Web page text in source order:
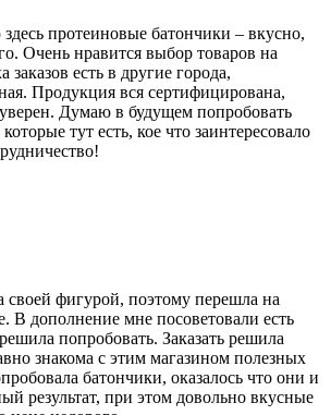
протеиновые батончики – вкусно,
Очень нравится выбор товаров на
заказов есть в другие города,
Продукция вся сертифицирована,
Думаю в будущем попробовать
тут есть, кое что заинтересовало
своей фигурой, поэтому перешла на
В дополнение мне посоветовали есть
попробовать. Заказать решила
знакома с этим магазином полезных
батончики, оказалось что они и
результат, при этом довольно вкусные